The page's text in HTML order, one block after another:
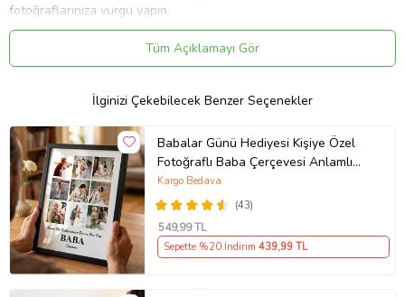
fotoğraflarınıza vurgu yapın.
• El Yapımı ve Dayanıklı: Doğal ahşap malzemeden el işçiliğiyle
• Kolay Kullanım: Fotoğrafları kolayca yerleştirin ve değiştirin.
Minimalist ve şık tasarımıyla her türlü dekorasyona uyum sağlar.
Evinizde, ofisinizde veya sevdiklerinize hediye olarak mükemmel bir
seçim. Anılarınızı en güzel şekilde sergileyin!
Ürün Kodu:kcm28552687
Tüm Açıklamayı Gör
İlginizi Çekebilecek Benzer Seçenekler
Babalar Günü Hediyesi Kişiye Özel
Fotoğraflı Baba Çerçevesi Anlamlı
Hediye Babaya
(43)
Kargo Bedava
549,99 TL
Sepette %20 İndirim 439,99 TL